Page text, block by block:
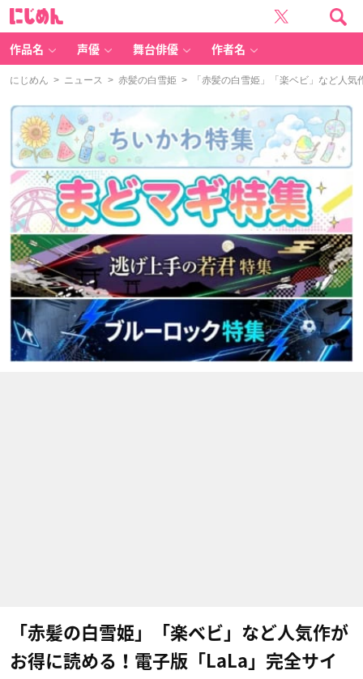
作品名 声優 舞台俳優 作者名
にじめん > ニュース > 赤髪の白雪姫 > 「赤髪の白雪姫」「楽ベビ」など人気
「赤髪の白雪姫」「楽ベビ」など人気作が
お得に読める！電子版「LaLa」完全サイ